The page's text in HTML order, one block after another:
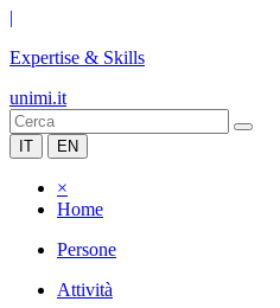
|
Expertise & Skills
unimi.it
IT EN
×
Home
Persone
Attività